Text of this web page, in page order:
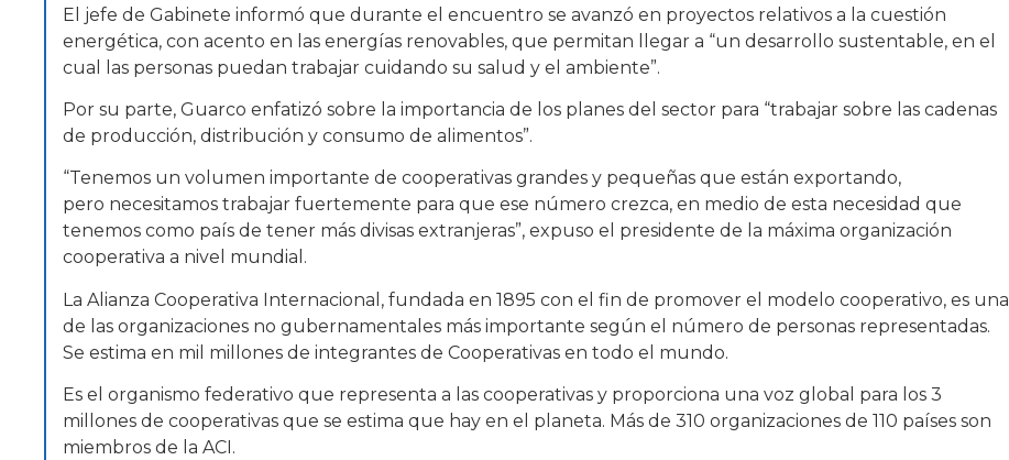
El jefe de Gabinete informó que durante el encuentro se avanzó en proyectos relativos a la cuestión
energética, con acento en las energías renovables, que permitan llegar a “un desarrollo sustentable, en el
cual las personas puedan trabajar cuidando su salud y el ambiente”.
Por su parte, Guarco enfatizó sobre la importancia de los planes del sector para “trabajar sobre las cadenas
de producción, distribución y consumo de alimentos”.
“Tenemos un volumen importante de cooperativas grandes y pequeñas que están exportando,
pero necesitamos trabajar fuertemente para que ese número crezca, en medio de esta necesidad que
tenemos como país de tener más divisas extranjeras”, expuso el presidente de la máxima organización
cooperativa a nivel mundial.
La Alianza Cooperativa Internacional, fundada en 1895 con el fin de promover el modelo cooperativo, es una
de las organizaciones no gubernamentales más importante según el número de personas representadas.
Se estima en mil millones de integrantes de Cooperativas en todo el mundo.
Es el organismo federativo que representa a las cooperativas y proporciona una voz global para los 3
millones de cooperativas que se estima que hay en el planeta. Más de 310 organizaciones de 110 países son
miembros de la ACI.